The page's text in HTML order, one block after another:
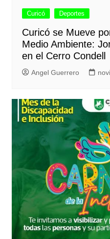
Curicó Deportes
Curicó se Mueve
Medio Ambiente:
en el Cerro Condell
Angel Guerrero